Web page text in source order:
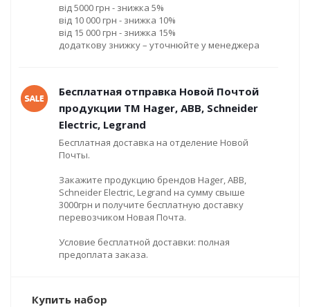
від 5000 грн - знижка 5%
від 10 000 грн - знижка 10%
від 15 000 грн - знижка 15%
додаткову знижку – уточнюйте у менеджера
Бесплатная отправка Новой Почтой
продукции ТМ Hager, ABB, Schneider
Electric, Legrand
Бесплатная доставка на отделение Новой
Почты.
Закажите продукцию брендов Hager, ABB,
Schneider Electric, Legrand на сумму свыше
3000грн и получите бесплатную доставку
перевозчиком Новая Почта.
Условие бесплатной доставки: полная
предоплата заказа.
Купить набор